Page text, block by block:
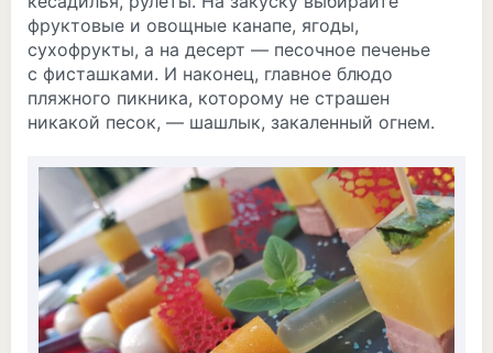
фруктовые и овощные канапе, ягоды,
сухофрукты, а на десерт — песочное печенье
с фисташками. И наконец, главное блюдо
пляжного пикника, которому не страшен
никакой песок, — шашлык, закаленный огнем.